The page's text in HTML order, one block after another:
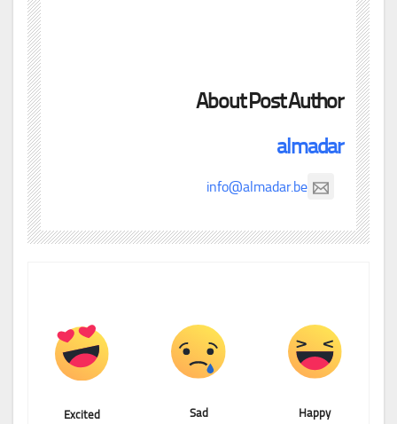
About Post Author
almadar
info@almadar.be
Happy
Sad
Excited